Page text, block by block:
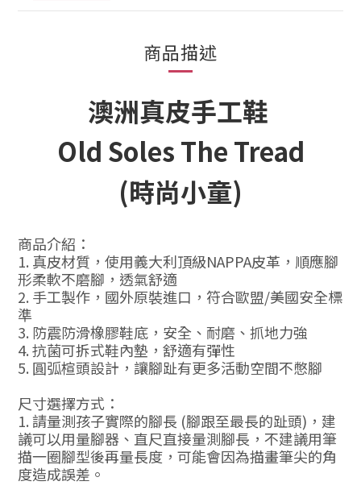
商品描述
澳洲真皮手工鞋
Old Soles The Tread
(時尚小童)
商品介紹：
1. 真皮材質，使用義大利頂級NAPPA皮革，順應腳
形柔軟不磨腳，透氣舒適
2. 手工製作，國外原裝進口，符合歐盟/美國安全標
準
3. 防震防滑橡膠鞋底，安全、耐磨、抓地力強
4. 抗菌可拆式鞋內墊，舒適有彈性
5. 圓弧楦頭設計，讓腳趾有更多活動空間不憋腳
尺寸選擇方式：
1. 請量測孩子實際的腳長 (腳跟至最長的趾頭)，建
議可以用量腳器、直尺直接量測腳長，不建議用筆
描一圈腳型後再量長度，可能會因為描畫筆尖的角
度造成誤差。